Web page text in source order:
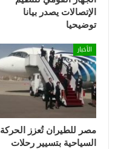
الإتصالات يصدر بيانا
توضيحيا
الأخبار
مصر للطيران تُعزز الحركة
السياحية بتسيير رحلات